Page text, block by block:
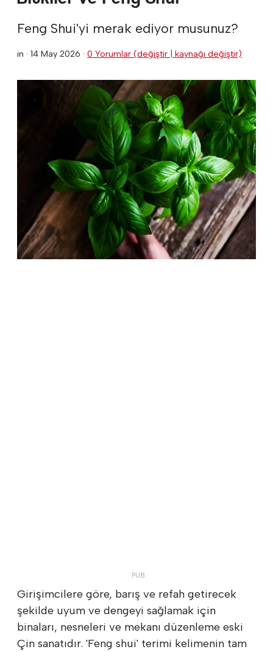
Feng Shui'yi merak ediyor musunuz?
in · 14 May 2026 · 0 Yorumlar (değiştir | kaynağı değiştir)
Girişimcilere göre, barış ve refah getirecek
şekilde uyum ve dengeyi sağlamak için
binaları, nesneleri ve mekanı düzenleme eski
Çin sanatıdır. 'Feng shui' terimi kelimenin tam